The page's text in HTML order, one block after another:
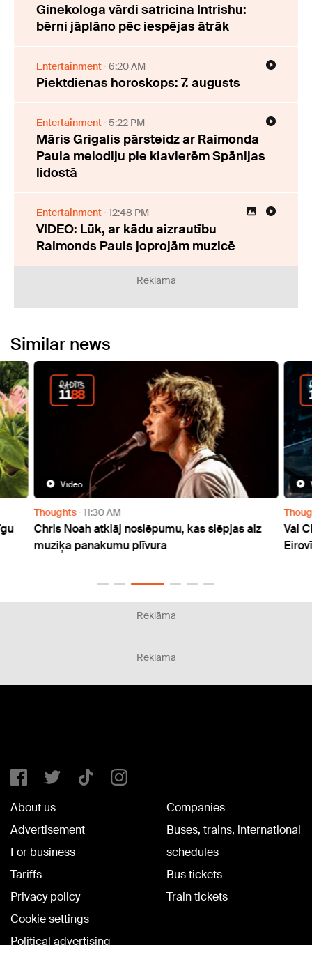
Ginekologa vārdi satricina Intrishu:
bērni jāplāno pēc iespējas ātrāk
Entertainment 6:20 AM
Piektdienas horoskops: 7. augusts
Entertainment 5:22 PM
Māris Grigalis pārsteidz ar Raimonda
Paula melodiju pie klavierēm Spānijas
lidostā
Entertainment 12:48 PM
VIDEO: Lūk, ar kādu aizrautību
Raimonds Pauls joprojām muzicē
Reklāma
Similar news
Video
Thoughts 11:30 AM
Chris Noah atklāj noslēpumu, kas slēpjas aiz
mūziķa panākumu plīvura
Vai
Reklāma
Reklāma
About us
Advertisement
For business
Tariffs
Privacy policy
Cookie settings
Political advertising
Companies
Buses, trains, international
schedules
Bus tickets
Train tickets